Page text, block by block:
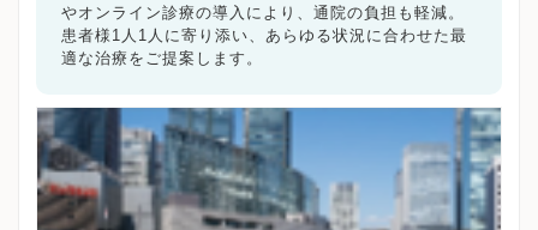
やオンライン診療の導入により、通院の負担も軽減。
患者様1人1人に寄り添い、あらゆる状況に合わせた最
適な治療をご提案します。